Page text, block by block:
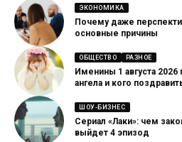
ЭКОНОМИКА
Почему даже
основные причины
ОБЩЕСТВО РАЗНОЕ
Именины 1 августа
ангела и кого
ШОУ-БИЗНЕС
Сериал «Лаки»: чем
выйдет 4 эпизод